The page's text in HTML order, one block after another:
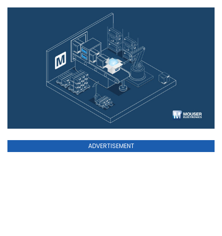
ADVERTISEMENT